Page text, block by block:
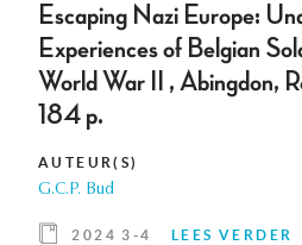
Escaping Nazi Europe:
Experiences of Belgian
World War II , Abingdon,
184 p.
AUTEUR(S)
G.C.P. Bud
2024 3-4 LEES VERDER